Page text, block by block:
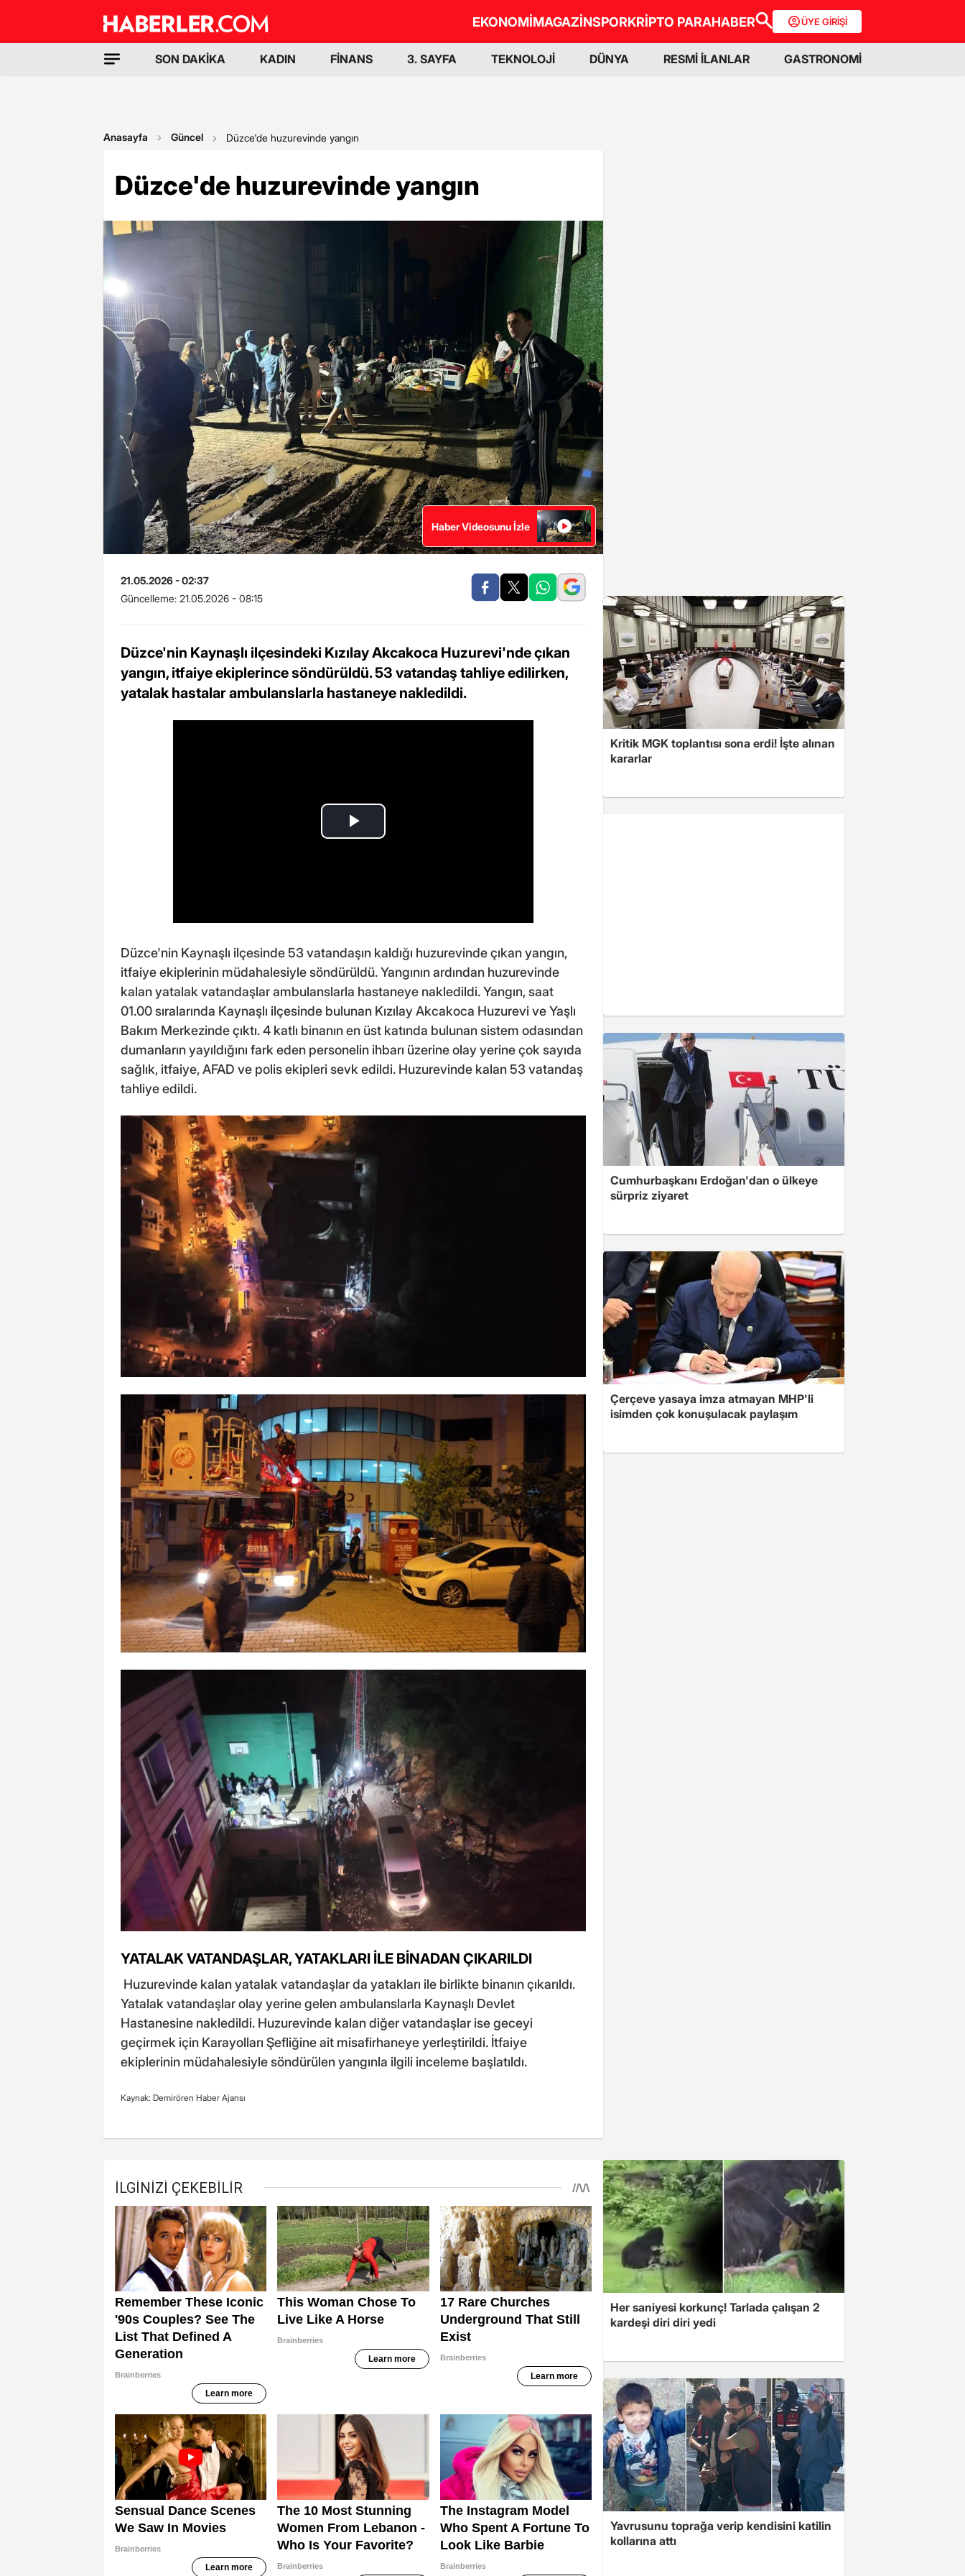
EKONOMİMAGAZİNSPORKRİPTO PARAHABER ÜYE GİRİŞİ
SON DAKİKA KADIN FİNANS 3. SAYFA TEKNOLOJİ DÜNYA RESMİ İLANLAR GASTRONOMİ
Anasayfa Güncel Düzce'de huzurevinde yangın
Düzce'de huzurevinde yangın
Haber Videosunu İzle
21.05.2026 - 02:37
Güncelleme: 21.05.2026 - 08:15
Düzce'nin Kaynaşlı ilçesindeki Kızılay Akcakoca Huzurevi'nde çıkan
yangın, itfaiye ekiplerince söndürüldü. 53 vatandaş tahliye edilirken,
yatalak hastalar ambulanslarla hastaneye nakledildi.
Düzce'nin Kaynaşlı ilçesinde 53 vatandaşın kaldığı huzurevinde çıkan yangın,
itfaiye ekiplerinin müdahalesiyle söndürüldü. Yangının ardından huzurevinde
kalan yatalak vatandaşlar ambulanslarla hastaneye nakledildi. Yangın, saat
01.00 sıralarında Kaynaşlı ilçesinde bulunan Kızılay Akcakoca Huzurevi ve Yaşlı
Bakım Merkezinde çıktı. 4 katlı binanın en üst katında bulunan sistem odasından
dumanların yayıldığını fark eden personelin ihbarı üzerine olay yerine çok sayıda
sağlık, itfaiye, AFAD ve polis ekipleri sevk edildi. Huzurevinde kalan 53 vatandaş
tahliye edildi.
YATALAK VATANDAŞLAR, YATAKLARI İLE BİNADAN ÇIKARILDI
Huzurevinde kalan yatalak vatandaşlar da yatakları ile birlikte binanın çıkarıldı.
Yatalak vatandaşlar olay yerine gelen ambulanslarla Kaynaşlı Devlet
Hastanesine nakledildi. Huzurevinde kalan diğer vatandaşlar ise geceyi
geçirmek için Karayolları Şefliğine ait misafirhaneye yerleştirildi. İtfaiye
ekiplerinin müdahalesiyle söndürülen yangınla ilgili inceleme başlatıldı.
Kaynak: Demirören Haber Ajansı
Kritik MGK toplantısı sona erdi! İşte alınan
kararlar
Cumhurbaşkanı Erdoğan'dan o ülkeye
sürpriz ziyaret
Çerçeve yasaya imza atmayan MHP'li
isimden çok konuşulacak paylaşım
Her saniyesi korkunç! Tarlada çalışan 2
kardeşi diri diri yedi
Yavrusunu toprağa verip kendisini katilin
kollarına attı